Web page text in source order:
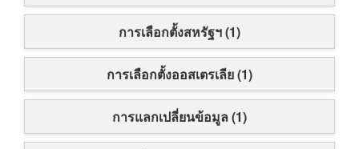
การเลือกตั้งสหรัฐฯ (1)
การเลือกตั้งออสเตรเลีย (1)
การแลกเปลี่ยนข้อมูล (1)